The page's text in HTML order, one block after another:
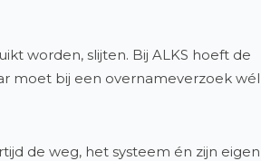
worden, slijten. Bij ALKS hoeft de
moet bij een overnameverzoek wél
de weg, het systeem én zijn eigen